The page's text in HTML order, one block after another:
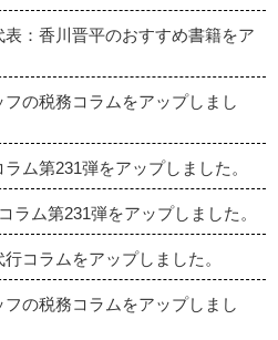
：香川晋平のおすすめ書籍をア
の税務コラムをアップしまし
ム第231弾をアップしました。
ム第231弾をアップしました。
コラムをアップしました。
の税務コラムをアップしまし